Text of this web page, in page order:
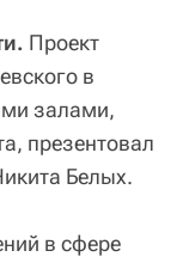
Проект
в
залами,
презентовал
Белых.
в сфере